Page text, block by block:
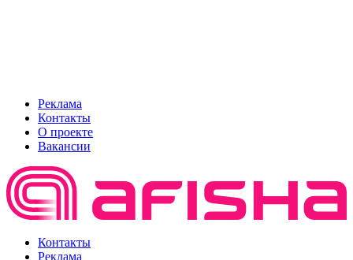
Реклама
Контакты
О проекте
Вакансии
Контакты
Реклама